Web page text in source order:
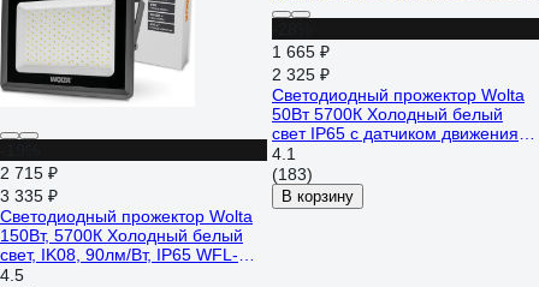
2 715 ₽
3 335 ₽
Светодиодный прожектор Wolta
150Вт, 5700К Холодный белый
свет, IK08, 90лм/Вт, IP65 WFL-
150W/06
4.5
1 665 ₽
2 325 ₽
Светодиодный прожектор Wolta
50Вт 5700К Холодный белый
свет IP65 с датчиком движения
4500 лм WFL-50W/06S
4.1
(183)
В корзину